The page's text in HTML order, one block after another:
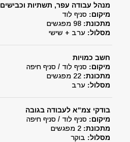
מנהל עבודה עפר, תשתיות וכבישים
מיקום: סניף לוד
מתכונת:
מסלול: ערב + שישי
חשב כמויות
מיקום: סניף לוד / סניף חיפה
מתכונת:
מסלול: ערב
בודקי צמ"א לעבודה בגובה
מיקום: סניף לוד / סניף חיפה
מתכונת:
מסלול: בוקר